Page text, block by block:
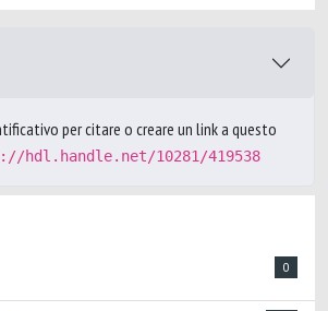
per citare o creare un link a questo
hdl.handle.net/10281/419538
0